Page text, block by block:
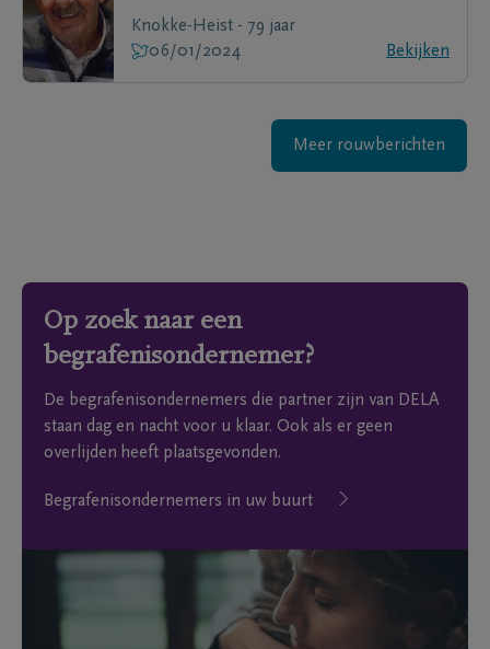
Knokke-Heist - 79 jaar
06/01/2024
Bekijken
Meer rouwberichten
Op zoek naar een
begrafenisondernemer?
De begrafenisondernemers die partner zijn van DELA
staan dag en nacht voor u klaar. Ook als er geen
overlijden heeft plaatsgevonden.
Begrafenisondernemers in uw buurt